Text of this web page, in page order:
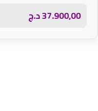
37.900,00د.ج